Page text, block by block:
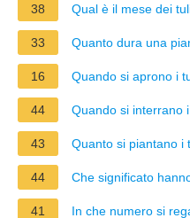
38 Qual è il mese dei
33 Quanto dura una
16 Quando si aprono i
44 Quando si interrano
43 Quanto si piantano i
44 Che significato
41 In che numero si